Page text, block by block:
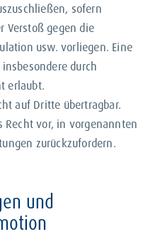
sofern
Verstoß gegen die
usw. vorliegen. Eine
durch
erlaubt.
auf Dritte übertragbar.
Recht vor, in vorgenannten
zurückzufordern.
und